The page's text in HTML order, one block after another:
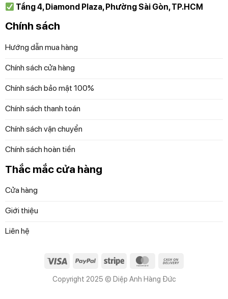
Tầng 4, Diamond Plaza, Phường Sài Gòn, TP.HCM
Chính sách
Hướng dẫn mua hàng
Chính sách cửa hàng
Chính sách bảo mật 100%
Chính sách thanh toán
Chính sách vận chuyển
Chính sách hoàn tiền
Thắc mắc cửa hàng
Cửa hàng
Giới thiệu
Liên hệ
Visa PayPal Stripe MasterCard
Copyright 2025 © Diệp Anh Hàng Đức